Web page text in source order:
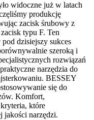
widoczne już w latach
produkcję
zacisk śrubowy z
typu F. Ten
dzisiejszy sukces
szeroką i
rozwiązań
narzędzia do
BESSEY
się do
Komfort,
które
jakości narzędzi.